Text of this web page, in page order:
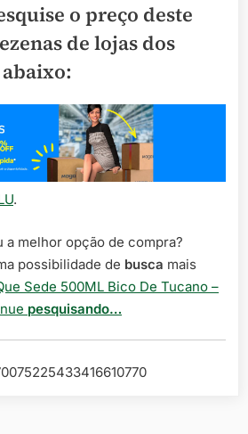
o preço deste
de lojas dos
.
a melhor opção de compra?
possibilidade de busca mais
Sede 500ML Bico De Tucano –
pesquisando…